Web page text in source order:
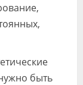
быть